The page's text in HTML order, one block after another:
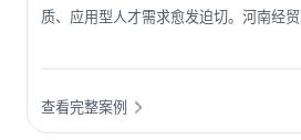
质、应用型人才需求愈发迫切。河南经
旨在通过深度产教融合，定向培养熟悉银
查看完整案例